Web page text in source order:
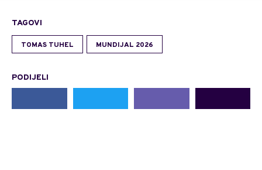
TAGOVI
TOMAS TUHEL MUNDIJAL 2026
PODIJELI